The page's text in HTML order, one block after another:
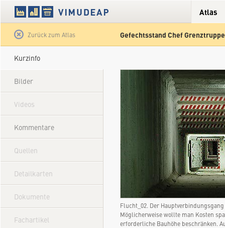
Atlas
Zurück zum Atlas Gefechtsstand Chef
Kurzinfo
Bilder
Videos
Kommentare
Quellen
Detailkarten
Dokumente
Fachartikel
Flucht_02. Der
Möglicherweise wollte man Kosten
erforderliche Bauhöhe beschränken.
Satellit Hybrid Gelände Straße